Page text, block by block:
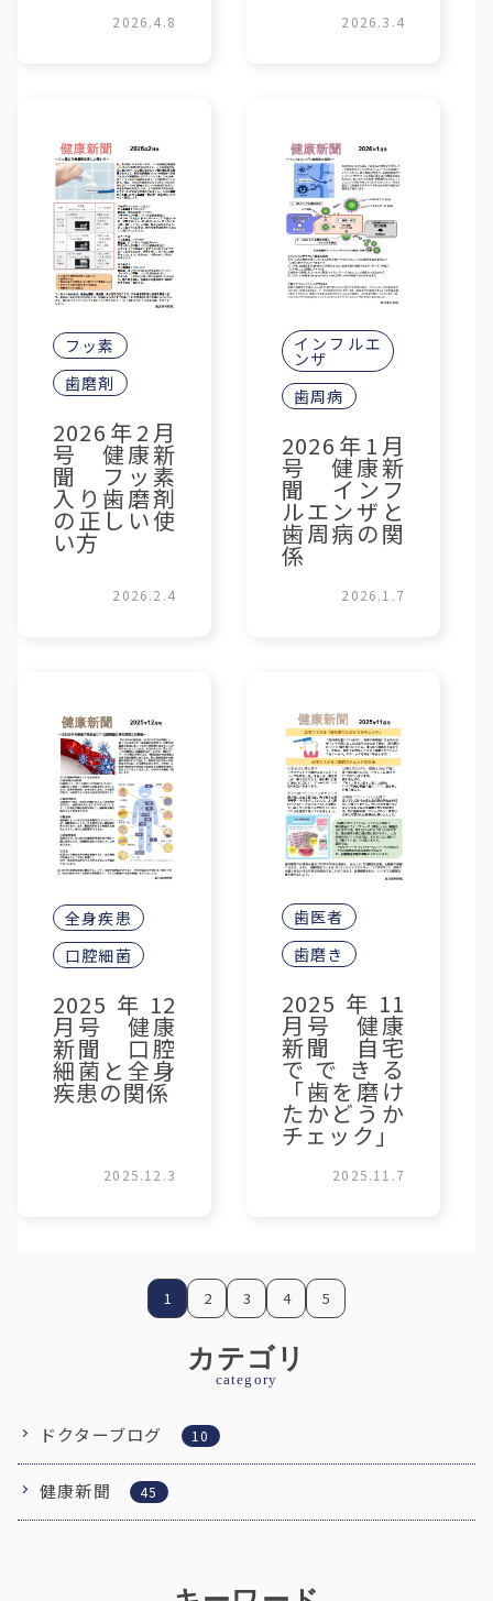
2026.4.8 2026.3.4
フッ素
歯磨剤
2026年2月
号 健康新
聞 フッ素
入り歯磨剤
の正しい使
い方
2026.2.4
インフルエ
ンザ
歯周病
2026年1月
号 健康新
聞 インフ
ルエンザと
歯周病の関
係
2026.1.7
全身疾患
口腔細菌
2025年12
月号 健康
新聞 口腔
細菌と全身
疾患の関係
2025.12.3
歯医者
歯磨き
2025年11
月号 健康
新聞 自宅
でできる
「歯を磨け
たかどうか
チェック」
2025.11.7
1 2 3 4 5
カテゴリ
category
ドクターブログ 10
健康新聞 45